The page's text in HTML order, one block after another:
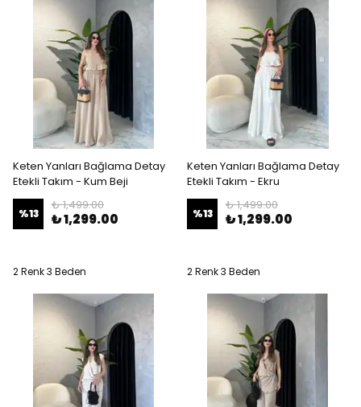
Keten Yanları Bağlama Detay
Etekli Takım - Kum Beji
%13
₺ 1,499.00
₺ 1,299.00
2 Renk 3 Beden
Keten Yanları Bağlama Detay
Etekli Takım - Ekru
%13
₺ 1,499.00
₺ 1,299.00
2 Renk 3 Beden